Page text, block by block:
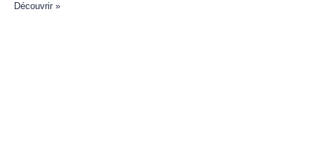
Découvrir »